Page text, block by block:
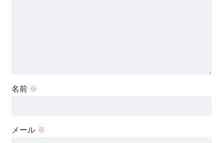
名前 ※
メール ※